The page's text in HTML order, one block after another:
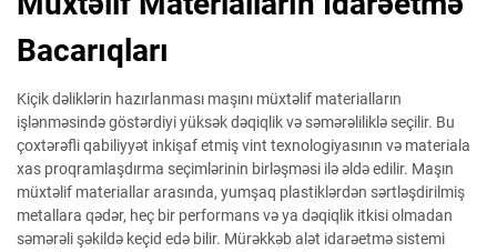
Bacarıqları
Kiçik dəliklərin hazırlanması maşını müxtəlif materialların
işlənməsində göstərdiyi yüksək dəqiqlik və səmərəliliklə seçilir. Bu
çoxtərəfli qabiliyyət inkişaf etmiş vint texnologiyasının və materiala
xas proqramlaşdırma seçimlərinin birləşməsi ilə əldə edilir. Maşın
müxtəlif materiallar arasında, yumşaq plastiklərdən sərtləşdirilmiş
metallara qədər, heç bir performans və ya dəqiqlik itkisi olmadan
səmərəli şəkildə keçid edə bilir. Mürəkkəb alət idarəetmə sistemi